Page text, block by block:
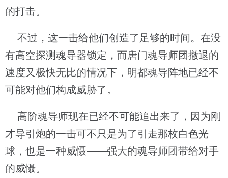
的打击。
不过，这一击给他们创造了足够的时间。在没
有高空探测魂导器锁定，而唐门魂导师团撤退的
速度又极快无比的情况下，明都魂导阵地已经不
可能对他们构成威胁了。
高阶魂导师现在已经不可能追出来了，因为刚
才导引炮的一击可不只是为了引走那枚白色光
球，也是一种威慑——强大的魂导师团带给对手
的威慑。